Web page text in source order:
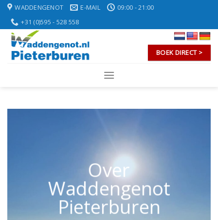
Skip
content
WADDENGENOT E-MAIL
09:00 - 21:00
+31 (0)595 - 528 558
BOEK DIRECT >
Over
Waddengenot
Pieterburen